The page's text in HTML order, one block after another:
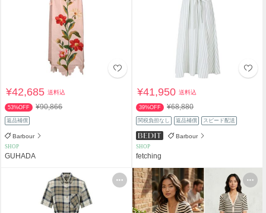
¥42,685送料込
53%OFF ¥90,866
返品補償
Barbour
SHOP
GUHADA
¥41,950送料込
39%OFF ¥68,880
関税負担なし 返品補償 スピード配送
Barbour
SHOP
fetching